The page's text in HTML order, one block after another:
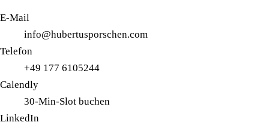
E-Mail
info@hubertusporschen.com
Telefon
+49 177 6105244
Calendly
30-Min-Slot buchen
LinkedIn